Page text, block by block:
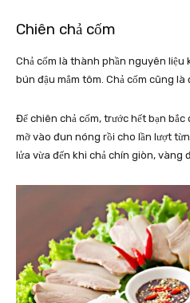
Chiên chả cốm
Chả cốm là thành phần nguyên
bún đậu mắm tôm. Chả cốm cũng là
Để chiên chả cốm, trước hết bạn
mỡ vào đun nóng rồi cho lần lượt
lửa vừa đến khi chả chín giòn, vàng